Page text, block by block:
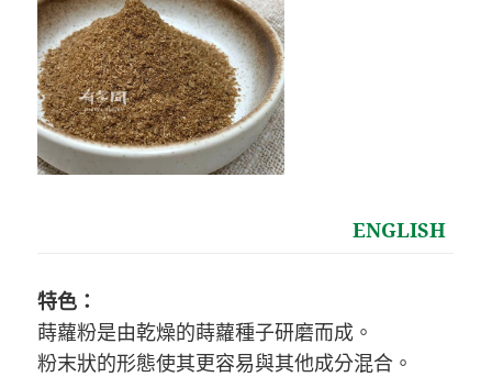
ENGLISH
特色：
蒔蘿粉是由乾燥的蒔蘿種子研磨而成。
粉末狀的形態使其更容易與其他成分混合。